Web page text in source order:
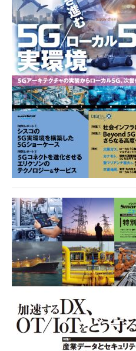
Summer
重要インフラサイ
特別電子版！
― 産業サイバー
へ！ ―
加速するDX、
インプレス
Vol.1